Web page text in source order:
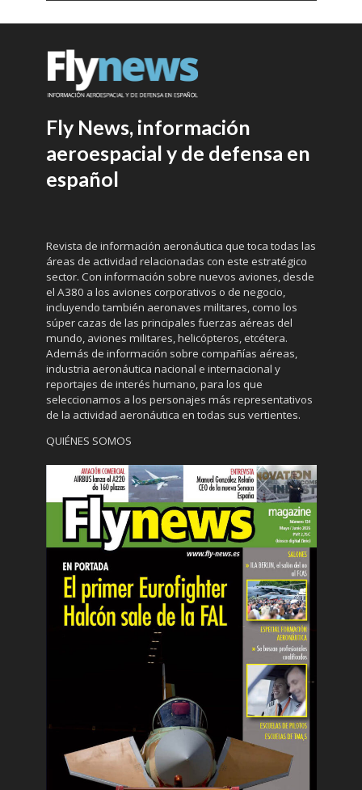
Fly News, información
aeroespacial y de defensa en
español
Revista de información aeronáutica que toca todas las
áreas de actividad relacionadas con este estratégico
sector. Con información sobre nuevos aviones, desde
el A380 a los aviones corporativos o de negocio,
incluyendo también aeronaves militares, como los
súper cazas de las principales fuerzas aéreas del
mundo, aviones militares, helicópteros, etcétera.
Además de información sobre compañías aéreas,
industria aeronáutica nacional e internacional y
reportajes de interés humano, para los que
seleccionamos a los personajes más representativos
de la actividad aeronáutica en todas sus vertientes.
QUIÉNES SOMOS